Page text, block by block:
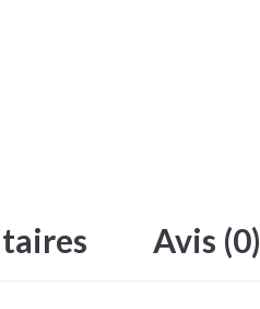
Avis (0)